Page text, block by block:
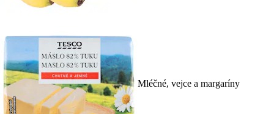
Mléčné, vejce a margaríny